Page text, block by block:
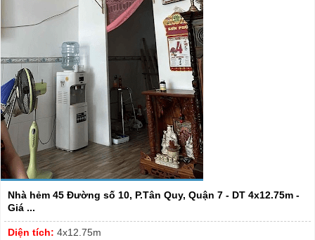
Nhà hẻm 45 Đường số 10, P.Tân Quy, Quận 7 - DT 4x12.75m -
Giá ...
Diện tích: 4x12.75m